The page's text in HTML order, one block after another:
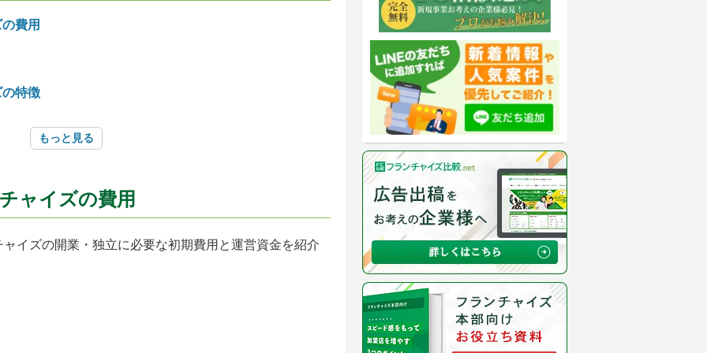
費用
特徴
始めるときの準備
もっと見る
ャイズの費用
イズの開業・独立に必要な初期費用と運営資金を紹介